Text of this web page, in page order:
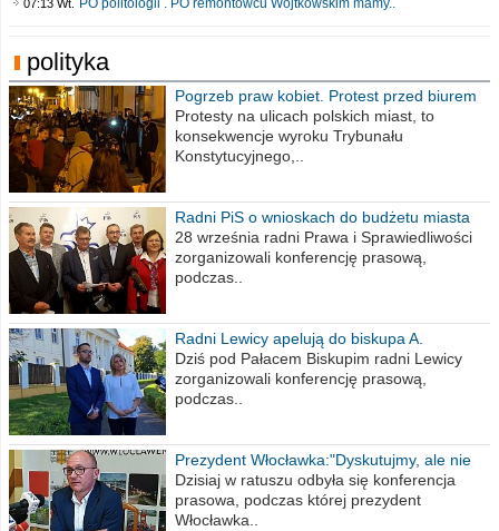
07:13 Wt. PO politologii . PO remontowcu Wojtkowskim mamy..
polityka
Pogrzeb praw kobiet. Protest przed biurem
poselskim PiS
Protesty na ulicach polskich miast, to
konsekwencje wyroku Trybunału
Konstytucyjnego,..
Radni PiS o wnioskach do budżetu miasta
na 2021 rok
28 września radni Prawa i Sprawiedliwości
zorganizowali konferencję prasową,
podczas..
Radni Lewicy apelują do biskupa A.
Wiesława Meringa
Dziś pod Pałacem Biskupim radni Lewicy
zorganizowali konferencję prasową,
podczas..
Prezydent Włocławka:"Dyskutujmy, ale nie
obrażajmy się”
Dzisiaj w ratuszu odbyła się konferencja
prasowa, podczas której prezydent
Włocławka..